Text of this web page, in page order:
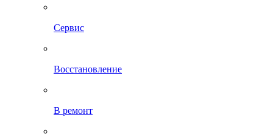
Сервис
Восстановление
В ремонт